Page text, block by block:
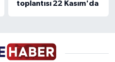
toplantısı 22 Kasım'da